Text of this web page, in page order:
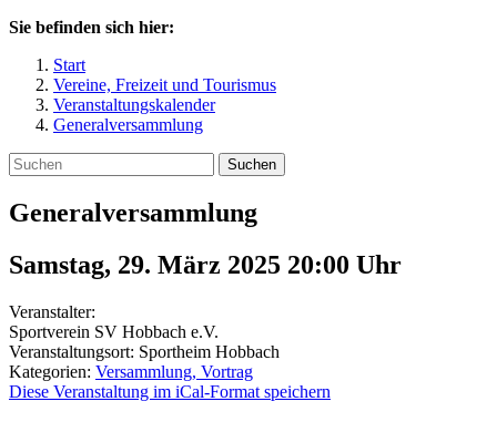
Sie befinden sich hier:
Start
Vereine, Freizeit und Tourismus
Veranstaltungskalender
Generalversammlung
Suchen
Generalversammlung
Samstag, 29. März 2025 20:00 Uhr
Veranstalter:
Sportverein SV Hobbach e.V.
Veranstaltungsort: Sportheim Hobbach
Kategorien: Versammlung, Vortrag
Diese Veranstaltung im iCal-Format speichern